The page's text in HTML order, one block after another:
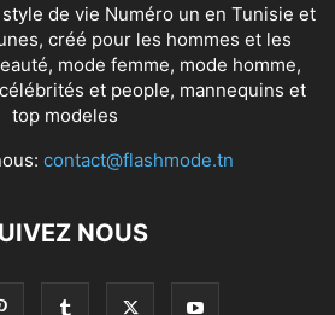
de vie Numéro un en Tunisie et
créé pour les hommes et les
mode femme, mode homme,
et people, mannequins et
top modeles
contact@flashmode.tn
NOUS